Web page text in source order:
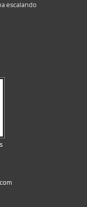
escalando